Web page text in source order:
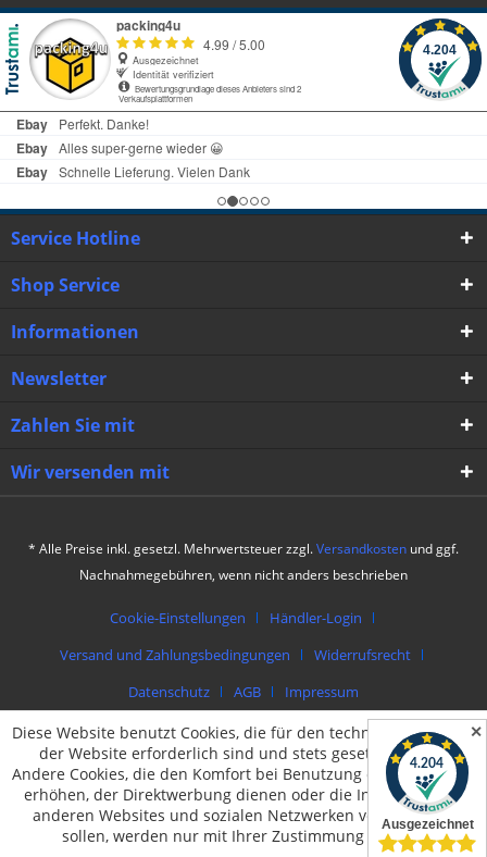
✕
Service Hotline
Shop Service
Informationen
Newsletter
Zahlen Sie mit
Wir versenden mit
* Alle Preise inkl. gesetzl. Mehrwertsteuer zzgl.Versandkosten und ggf.
Nachnahmegebühren, wenn nicht anders beschrieben
Cookie-Einstellungen
Händler-Login
Versand und Zahlungsbedingungen
Widerrufsrecht
Datenschutz
AGB Impressum
© by packing4u | Theme bymuto.at
Diese Website benutzt Cookies, die für den technischen Betrieb
der Website erforderlich sind und stets gesetzt werden.
Andere Cookies, die den Komfort bei Benutzung dieser Website
erhöhen, der Direktwerbung dienen oder die Interaktion mit
anderen Websites und sozialen Netzwerken vereinfachen
sollen, werden nur mit Ihrer Zustimmung gesetzt.